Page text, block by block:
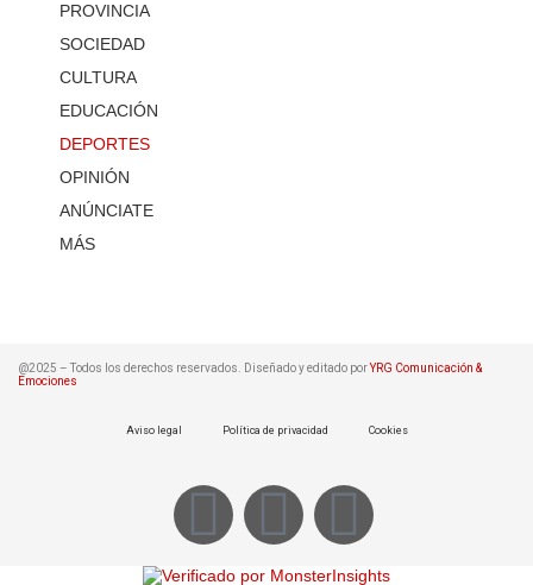
PROVINCIA
SOCIEDAD
CULTURA
EDUCACIÓN
DEPORTES
OPINIÓN
ANÚNCIATE
MÁS
@2025 – Todos los derechos reservados. Diseñado y editado porYRG Comunicación &
Emociones
Aviso legal Política de privacidad Cookies